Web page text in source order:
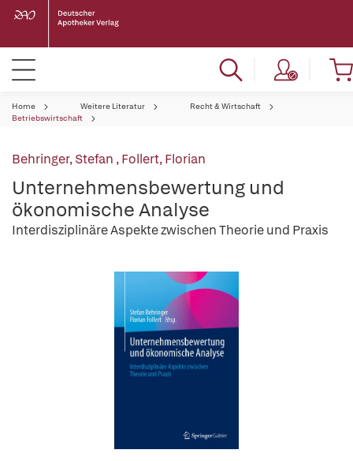
Home Weitere Literatur
Recht & Wirtschaft
Betriebswirtschaft
Behringer, Stefan ,Follert, Florian
Unternehmensbewertung und
ökonomische Analyse
Interdisziplinäre Aspekte zwischen Theorie und Praxis